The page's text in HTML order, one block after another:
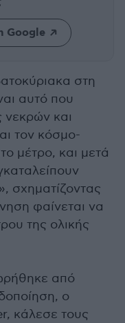
Google
στη
αυτό που
και
τον κόσμο-
μέτρο, και μετά
σχηματίζοντας
φαίνεται να
της ολικής
από
ο
κάλεσε τους